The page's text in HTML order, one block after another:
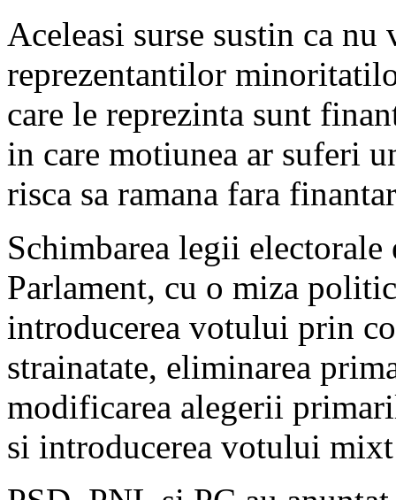
Aceleasi surse sustin ca
reprezentantilor
care le reprezinta sunt
in care motiunea ar suferi
risca sa ramana fara
Schimbarea legii electorale
Parlament, cu o miza
introducerea votului prin
strainatate, eliminarea
modificarea alegerii
si introducerea votului